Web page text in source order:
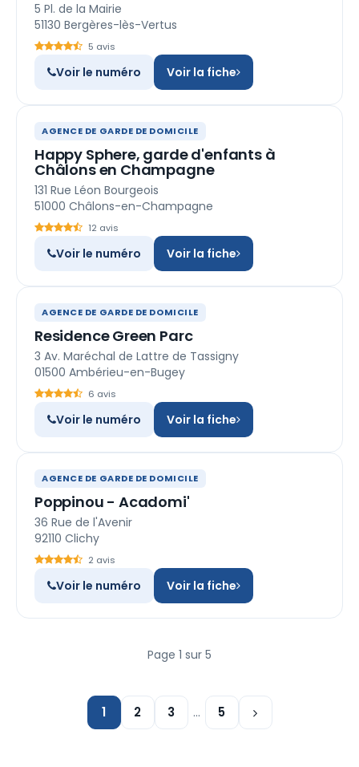
5 Pl. de la Mairie
51130 Bergères-lès-Vertus
5 avis
Voir le numéro Voir la fiche
AGENCE DE GARDE DE DOMICILE
Happy Sphere, garde d'enfants à
Châlons en Champagne
131 Rue Léon Bourgeois
51000 Châlons-en-Champagne
12 avis
Voir le numéro Voir la fiche
AGENCE DE GARDE DE DOMICILE
Residence Green Parc
3 Av. Maréchal de Lattre de Tassigny
01500 Ambérieu-en-Bugey
6 avis
Voir le numéro Voir la fiche
AGENCE DE GARDE DE DOMICILE
Poppinou - Acadomi'
36 Rue de l'Avenir
92110 Clichy
2 avis
Voir le numéro Voir la fiche
Page 1 sur 5
1 2 3 … 5